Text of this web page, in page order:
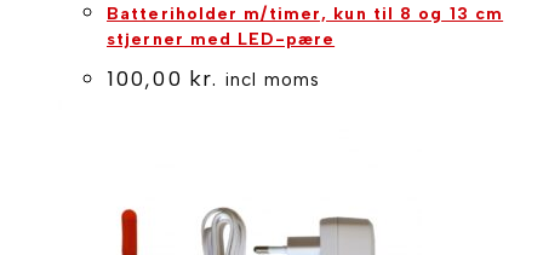
Batteriholder m/timer, kun til 8 og 13 cm
stjerner med LED-pære
100,00 kr. incl moms